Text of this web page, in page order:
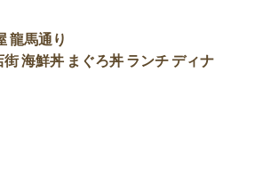
龍馬通り
海鮮丼 まぐろ丼 ランチ ディナ